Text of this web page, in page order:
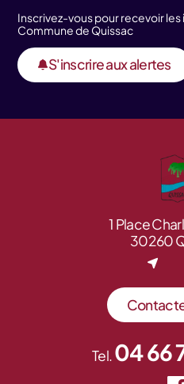
Inscrivez-vous pour recevoir
Commune de Quissac
S'inscrire aux alertes
1 Place
30260
Tel.04 66